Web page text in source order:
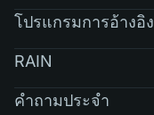
โปรแกรมการอ้างอิง
RAIN
คำถามประจำ